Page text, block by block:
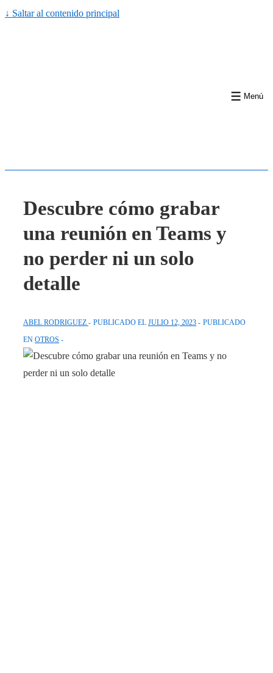
↓ Saltar al contenido principal
Menú
Descubre cómo grabar
una reunión en Teams y
no perder ni un solo
detalle
ABEL RODRIGUEZ PUBLICADO EL JULIO 12, 2023
PUBLICADO
EN OTROS